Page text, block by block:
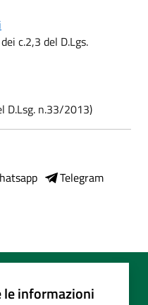
c.2,3 del D.Lgs.
D.Lsg. n.33/2013)
Telegram
le informazioni